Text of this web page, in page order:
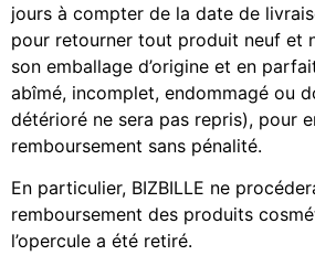
jours à compter de la date de
pour retourner tout produit neuf et
son emballage d’origine et en
abîmé, incomplet, endommagé ou
détérioré ne sera pas repris), pour
remboursement sans pénalité.
En particulier, BIZBILLE ne
remboursement des produits
l’opercule a été retiré.